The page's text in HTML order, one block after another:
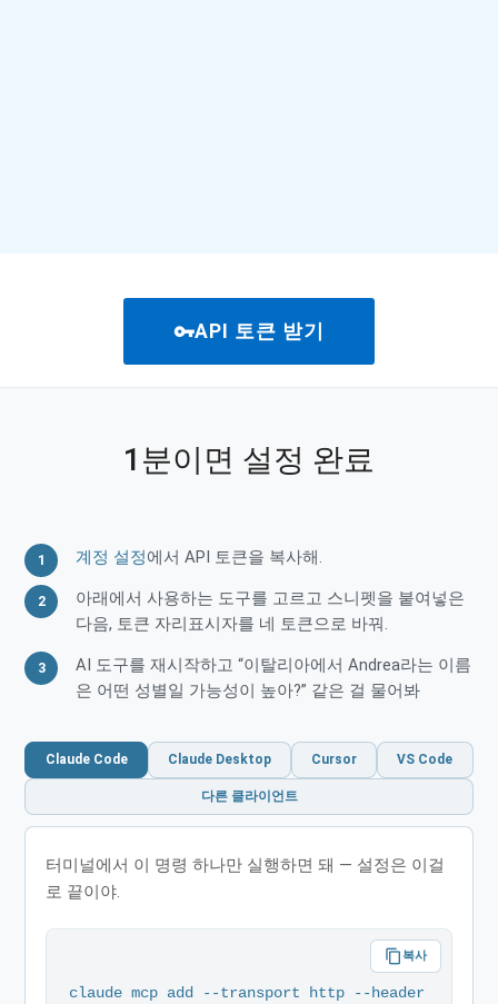
vpn_keyAPI 토큰 받기
1분이면 설정 완료
계정 설정에서 API 토큰을 복사해.
아래에서 사용하는 도구를 고르고 스니펫을 붙여넣은
다음, 토큰 자리표시자를 네 토큰으로 바꿔.
AI 도구를 재시작하고 “이탈리아에서 Andrea라는 이름
은 어떤 성별일 가능성이 높아?” 같은 걸 물어봐
Claude Code Claude Desktop Cursor VS Code
다른 클라이언트
터미널에서 이 명령 하나만 실행하면 돼 — 설정은 이걸
로 끝이야.
claude mcp add --transport http --header
content_copy복사